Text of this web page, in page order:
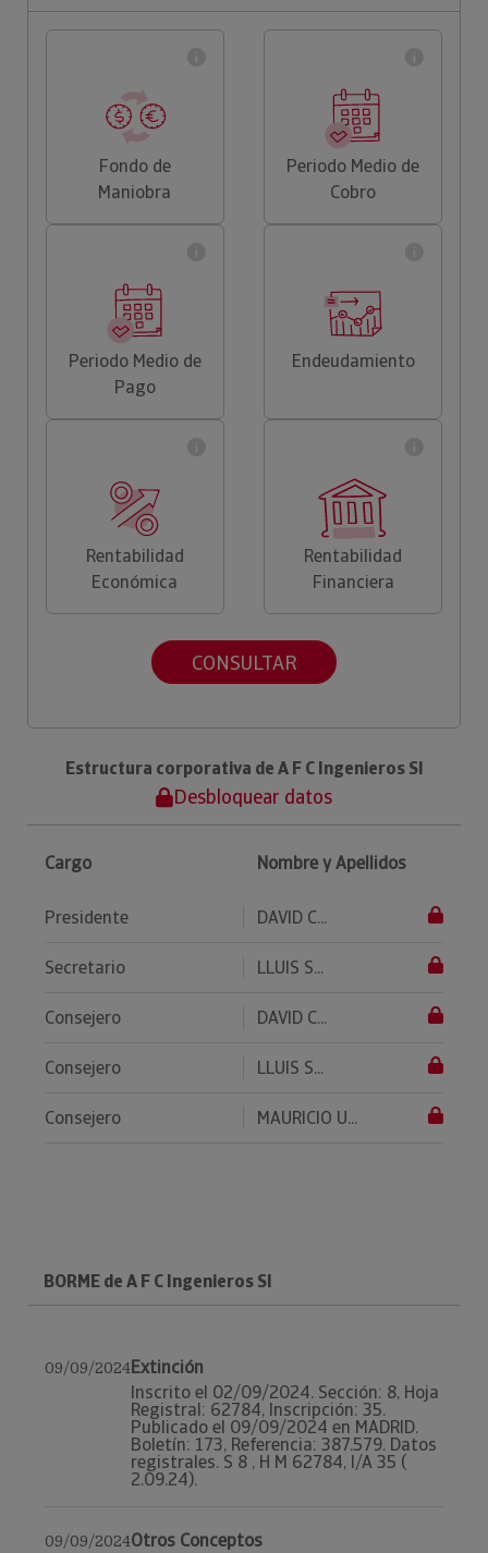
Fondo de
Maniobra
Periodo Medio de
Cobro
Periodo Medio de
Pago
Endeudamiento
Rentabilidad
Económica
Rentabilidad
Financiera
CONSULTAR
Estructura corporativa de A F C Ingenieros Sl
Desbloquear datos
Cargo Nombre y Apellidos
Presidente DAVID C...
Secretario LLUIS S...
Consejero DAVID C...
Consejero LLUIS S...
Consejero MAURICIO U...
BORME de A F C Ingenieros Sl
09/09/2024Extinción
Inscrito el 02/09/2024. Sección: 8, Hoja
Registral: 62784, Inscripción: 35.
Publicado el 09/09/2024 en MADRID.
Boletín: 173, Referencia: 387.579. Datos
registrales. S 8 , H M 62784, I/A 35 (
2.09.24).
09/09/2024Otros Conceptos